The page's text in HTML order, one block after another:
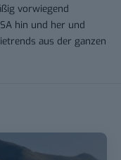
vorwiegend
hin und her und
aus der ganzen